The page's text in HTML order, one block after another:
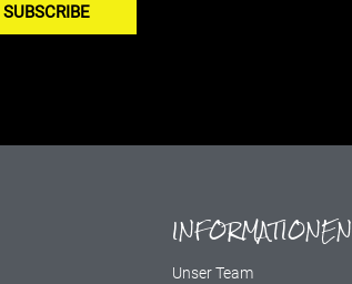
SUBSCRIBE
INFORMATIONEN
Unser Team